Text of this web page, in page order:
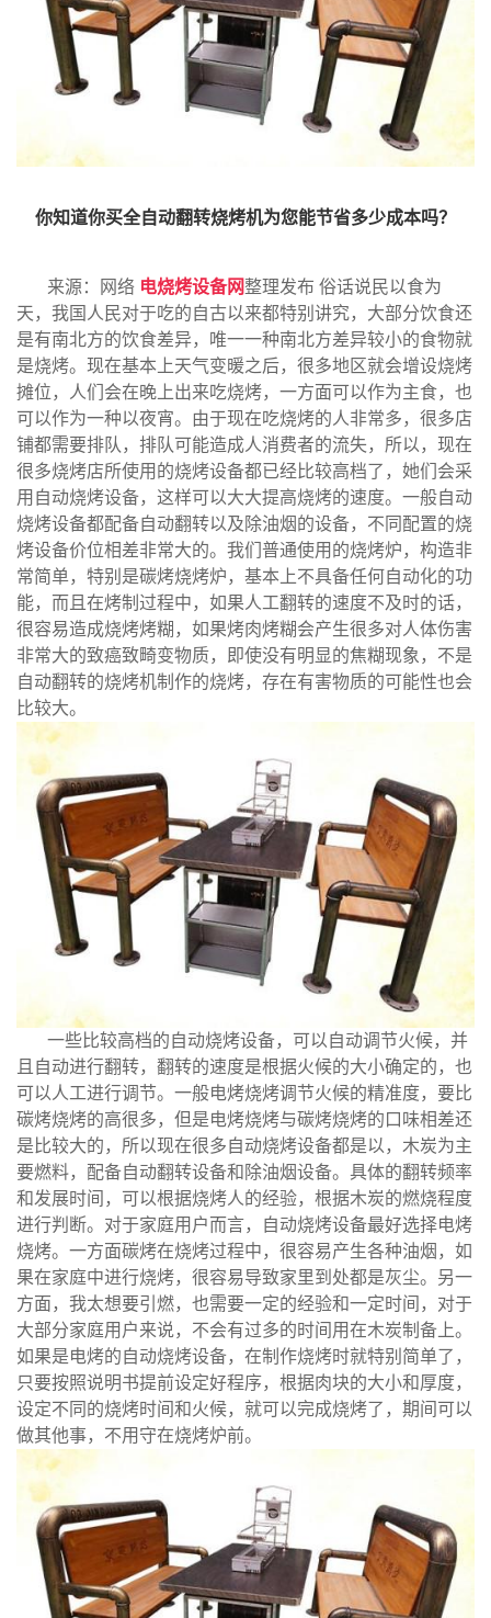
你知道你买全自动翻转烧烤机为您能节省多少成本吗？
来源：网络 电烧烤设备网整理发布 俗话说民以食为
天，我国人民对于吃的自古以来都特别讲究，大部分饮食还
是有南北方的饮食差异，唯一一种南北方差异较小的食物就
是烧烤。现在基本上天气变暖之后，很多地区就会增设烧烤
摊位，人们会在晚上出来吃烧烤，一方面可以作为主食，也
可以作为一种以夜宵。由于现在吃烧烤的人非常多，很多店
铺都需要排队，排队可能造成人消费者的流失，所以，现在
很多烧烤店所使用的烧烤设备都已经比较高档了，她们会采
用自动烧烤设备，这样可以大大提高烧烤的速度。一般自动
烧烤设备都配备自动翻转以及除油烟的设备，不同配置的烧
烤设备价位相差非常大的。我们普通使用的烧烤炉，构造非
常简单，特别是碳烤烧烤炉，基本上不具备任何自动化的功
能，而且在烤制过程中，如果人工翻转的速度不及时的话，
很容易造成烧烤烤糊，如果烤肉烤糊会产生很多对人体伤害
非常大的致癌致畸变物质，即使没有明显的焦糊现象，不是
自动翻转的烧烤机制作的烧烤，存在有害物质的可能性也会
比较大。
一些比较高档的自动烧烤设备，可以自动调节火候，并
且自动进行翻转，翻转的速度是根据火候的大小确定的，也
可以人工进行调节。一般电烤烧烤调节火候的精准度，要比
碳烤烧烤的高很多，但是电烤烧烤与碳烤烧烤的口味相差还
是比较大的，所以现在很多自动烧烤设备都是以，木炭为主
要燃料，配备自动翻转设备和除油烟设备。具体的翻转频率
和发展时间，可以根据烧烤人的经验，根据木炭的燃烧程度
进行判断。对于家庭用户而言，自动烧烤设备最好选择电烤
烧烤。一方面碳烤在烧烤过程中，很容易产生各种油烟，如
果在家庭中进行烧烤，很容易导致家里到处都是灰尘。另一
方面，我太想要引燃，也需要一定的经验和一定时间，对于
大部分家庭用户来说，不会有过多的时间用在木炭制备上。
如果是电烤的自动烧烤设备，在制作烧烤时就特别简单了，
只要按照说明书提前设定好程序，根据肉块的大小和厚度，
设定不同的烧烤时间和火候，就可以完成烧烤了，期间可以
做其他事，不用守在烧烤炉前。